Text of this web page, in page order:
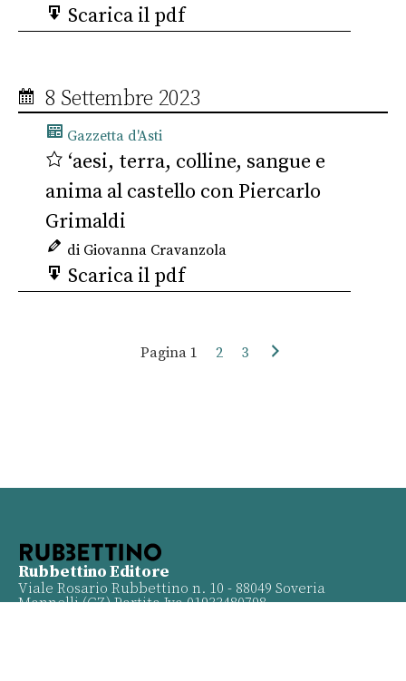
Scarica il pdf
8 Settembre 2023
Gazzetta d'Asti
‘aesi, terra, colline, sangue e
anima al castello con Piercarlo
Grimaldi
di Giovanna Cravanzola
Scarica il pdf
Pagina 1 2 3
Rubbettino Editore
Viale Rosario Rubbettino n. 10 - 88049 Soveria
Mannelli (CZ) Partita Iva 01933480798